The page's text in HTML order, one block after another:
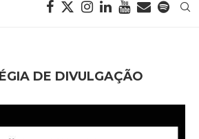
DE DIVULGAÇÃO